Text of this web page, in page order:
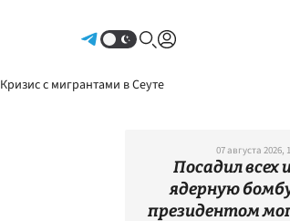
Кризис с мигрантами в Сеуте
07 августа 2026,
Посадил всех
ядерную
президентом